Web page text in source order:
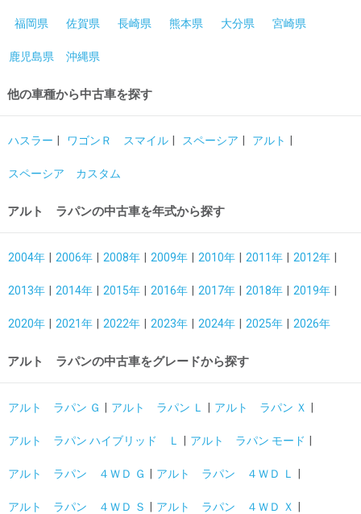
福岡県 佐賀県 長崎県 熊本県 大分県 宮崎県
鹿児島県 沖縄県
他の車種から中古車を探す
ハスラー ワゴンＲ スマイル スペーシア アルト
スペーシア カスタム
アルト ラパンの中古車を年式から探す
2004年 2006年 2008年 2009年 2010年 2011年 2012年
2013年 2014年 2015年 2016年 2017年 2018年 2019年
2020年 2021年 2022年 2023年 2024年 2025年 2026年
アルト ラパンの中古車をグレードから探す
アルト ラパン Ｇ アルト ラパン Ｌ アルト ラパン Ｘ
アルト ラパン ハイブリッド Ｌ アルト ラパン モード
アルト ラパン ４ＷＤ Ｇ アルト ラパン ４ＷＤ Ｌ
アルト ラパン ４ＷＤ Ｓ アルト ラパン ４ＷＤ Ｘ